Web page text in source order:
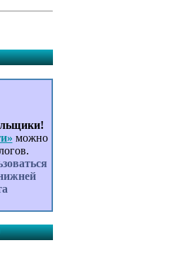
можно